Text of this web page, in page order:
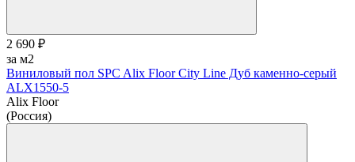
2 690 ₽
за м2
Виниловый пол SPC Alix Floor City Line Дуб каменно-серый
ALX1550-5
Alix Floor
(Россия)